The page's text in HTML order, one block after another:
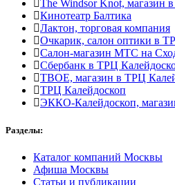
The Windsor Knot, магазин
Кинотеатр Балтика
Лактон, торговая компания
Очкарик, салон оптики в
Салон-магазин МТС на
Сбербанк в ТРЦ
ТВОЕ, магазин в ТРЦ
ТРЦ Калейдоскоп
ЭККО-Калейдоскоп,
Разделы:
Каталог компаний Москвы
Афиша Москвы
Статьи и публикации